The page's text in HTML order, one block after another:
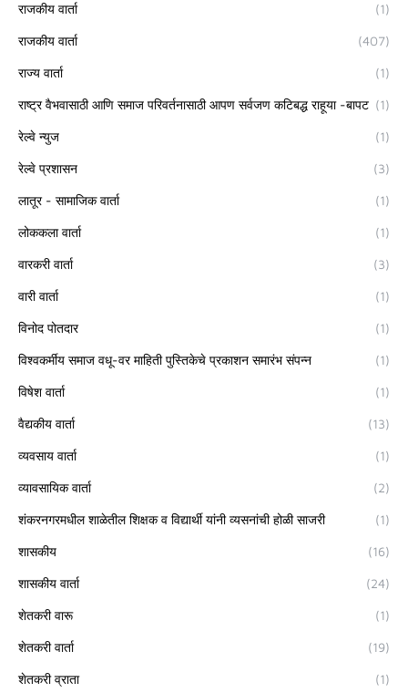
राजकीय वार्ता (1)
राजकीय वार्ता (407)
राज्य वार्ता (1)
राष्ट्र वैभवासाठी आणि समाज परिवर्तनासाठी आपण सर्वजण कटिबद्ध राहूया -बापट (1)
रेल्वे न्युज (1)
रेल्वे प्रशासन (3)
लातूर - सामाजिक वार्ता (1)
लोककला वार्ता (1)
वारकरी वार्ता (3)
वारी वार्ता (1)
विनोद पोतदार (1)
विश्वकर्मीय समाज वधू-वर माहिती पुस्तिकेचे प्रकाशन समारंभ संपन्न (1)
विषेश वार्ता (1)
वैद्यकीय वार्ता (13)
व्यवसाय वार्ता (1)
व्यावसायिक वार्ता (2)
शंकरनगरमधील शाळेतील शिक्षक व विद्यार्थी यांनी व्यसनांची होळी साजरी (1)
शासकीय (16)
शासकीय वार्ता (24)
शेतकरी वारू (1)
शेतकरी वार्ता (19)
शेतकरी व्राता (1)